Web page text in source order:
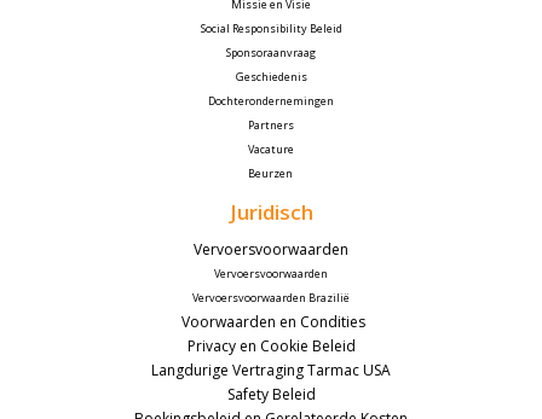
Missie en Visie
Social Responsibility Beleid
Sponsoraanvraag
Geschiedenis
Dochterondernemingen
Partners
Vacature
Beurzen
Juridisch
Vervoersvoorwaarden
Vervoersvoorwaarden
Vervoersvoorwaarden Brazilië
Voorwaarden en Condities
Privacy en Cookie Beleid
Langdurige Vertraging Tarmac USA
Safety Beleid